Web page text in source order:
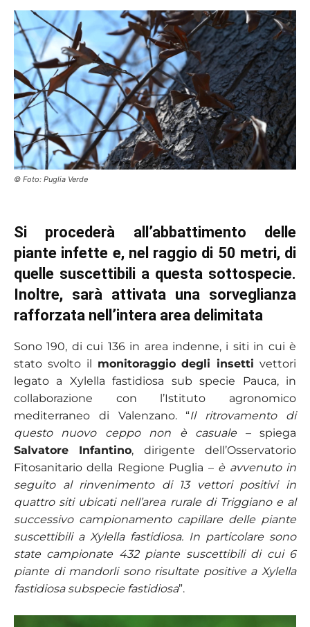
© Foto: Puglia Verde
Si procederà all’abbattimento delle
piante infette e, nel raggio di 50 metri, di
quelle suscettibili a questa sottospecie.
Inoltre, sarà attivata una sorveglianza
rafforzata nell’intera area delimitata
Sono 190, di cui 136 in area indenne, i siti in cui è
stato svolto il monitoraggio degli insetti vettori
legato a Xylella fastidiosa sub specie Pauca, in
collaborazione con l’Istituto agronomico
mediterraneo di Valenzano. “Il ritrovamento di
questo nuovo ceppo non è casuale– spiega
Salvatore Infantino, dirigente dell’Osservatorio
Fitosanitario della Regione Puglia – è avvenuto in
seguito al rinvenimento di 13 vettori positivi in
quattro siti ubicati nell’area rurale di Triggiano e al
successivo campionamento capillare delle piante
suscettibili a Xylella fastidiosa. In particolare sono
state campionate 432 piante suscettibili di cui 6
piante di mandorli sono risultate positive a Xylella
fastidiosa subspecie fastidiosa”.